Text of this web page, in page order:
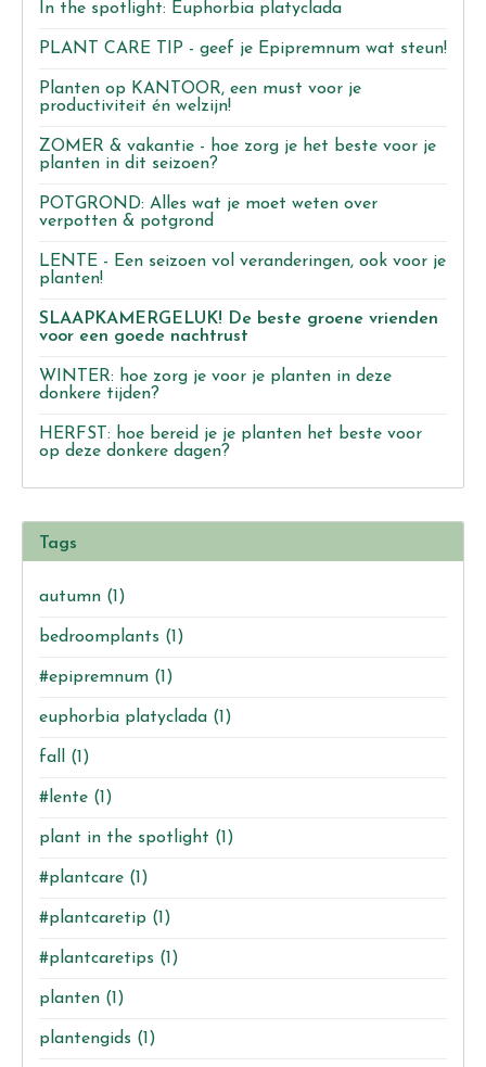
In the spotlight: Euphorbia platyclada
PLANT CARE TIP - geef je Epipremnum wat steun!
Planten op KANTOOR, een must voor je
productiviteit én welzijn!
ZOMER & vakantie - hoe zorg je het beste voor je
planten in dit seizoen?
POTGROND: Alles wat je moet weten over
verpotten & potgrond
LENTE - Een seizoen vol veranderingen, ook voor je
planten!
SLAAPKAMERGELUK! De beste groene vrienden
voor een goede nachtrust
WINTER: hoe zorg je voor je planten in deze
donkere tijden?
HERFST: hoe bereid je je planten het beste voor
op deze donkere dagen?
Tags
autumn (1)
bedroomplants (1)
#epipremnum (1)
euphorbia platyclada (1)
fall (1)
#lente (1)
plant in the spotlight (1)
#plantcare (1)
#plantcaretip (1)
#plantcaretips (1)
planten (1)
plantengids (1)